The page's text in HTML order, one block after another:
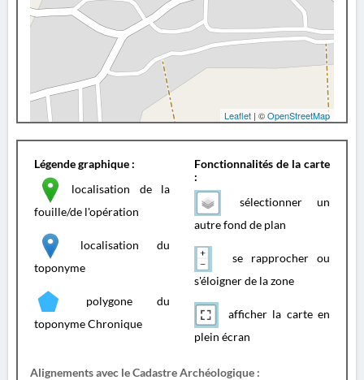
Leaflet | ©OpenStreetMap
Légende graphique :
localisation de la
fouille/de l'opération
localisation du
toponyme
polygone du
toponyme Chronique
Fonctionnalités de la carte
:
sélectionner un
autre fond de plan
se rapprocher ou
s'éloigner de la zone
afficher la carte en
plein écran
Alignements avec le Cadastre Archéologique :